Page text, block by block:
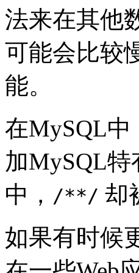
法来在其他
可能会比较
能。
在MySQL
加MySQL
中， /**/ 却
如果有时候